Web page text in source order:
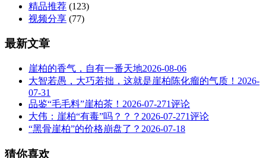
精品推荐 (123)
视频分享 (77)
最新文章
崖柏的香气，自有一番天地2026-08-06
大智若愚，大巧若拙，这就是崖柏陈化瘤的气质！ 2026-
07-31
品鉴“毛毛料”崖柏茶！ 2026-07-271评论
大伟：崖柏“有毒”吗？？？ 2026-07-271评论
“黑骨崖柏”的价格崩盘了？ 2026-07-18
猜你喜欢